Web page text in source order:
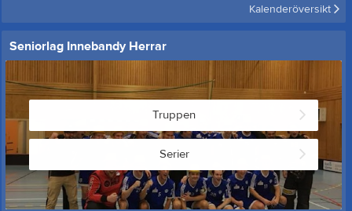
Kalenderöversikt
Seniorlag Innebandy Herrar
Truppen
Serier